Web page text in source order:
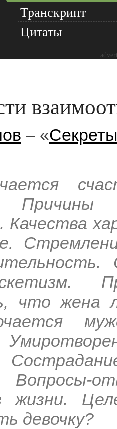
Транскрипт
Цитаты
– «
Причины
что жена
Вопросы-
девочку?